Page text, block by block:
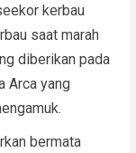
kerbau
saat marah
diberikan pada
Arca yang
bermata